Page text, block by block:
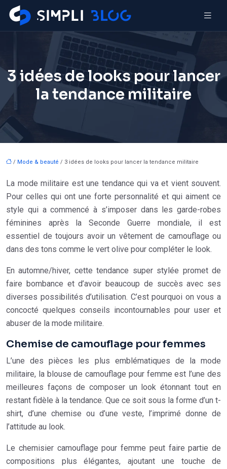
3 idées de looks pour lancer
la tendance militaire
/ Mode & beauté / 3 idées de looks pour lancer la tendance militaire
La mode militaire est une tendance qui va et vient souvent.
Pour celles qui ont une forte personnalité et qui aiment ce
style qui a commencé à s’imposer dans les garde-robes
féminines après la Seconde Guerre mondiale, il est
essentiel de toujours avoir un vêtement de camouflage ou
dans des tons comme le vert olive pour compléter le look.
En automne/hiver, cette tendance super stylée promet de
faire bombance et d’avoir beaucoup de succès avec ses
diverses possibilités d’utilisation. C’est pourquoi on vous a
concocté quelques conseils incontournables pour user et
abuser de la mode militaire.
Chemise de camouflage pour femmes
L’une des pièces les plus emblématiques de la mode
militaire, la blouse de camouflage pour femme est l’une des
meilleures façons de composer un look étonnant tout en
restant fidèle à la tendance. Que ce soit sous la forme d’un t-
shirt, d’une chemise ou d’une veste, l’imprimé donne de
l’attitude au look.
Le chemisier camouflage pour femme peut faire partie de
compositions plus élégantes, ajoutant une touche de